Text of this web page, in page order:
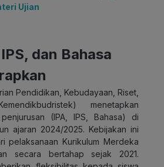
Ujian
dan Bahasa
Pendidikan, Kebudayaan, Riset,
menetapkan
(IPA, IPS, Bahasa) di
ajaran 2024/2025. Kebijakan ini
pelaksanaan Kurikulum Merdeka
secara bertahap sejak 2021.